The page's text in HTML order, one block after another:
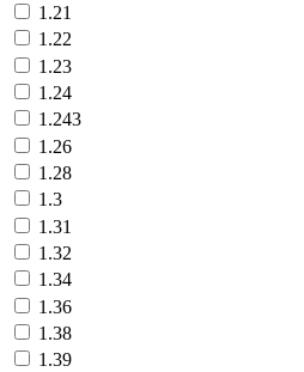
1.21
1.22
1.23
1.24
1.243
1.26
1.28
1.3
1.31
1.32
1.34
1.36
1.38
1.39